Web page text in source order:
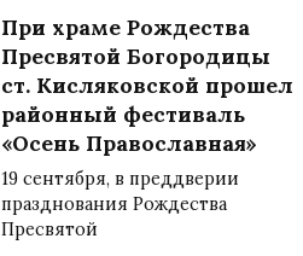
При храме Рождества
Пресвятой Богородицы
ст. Кисляковской прошел
районный фестиваль
«Осень Православная»
19 сентября, в преддверии
празднования Рождества
Пресвятой